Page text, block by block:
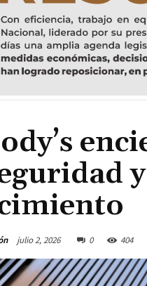
julio 2, 2026 0 404